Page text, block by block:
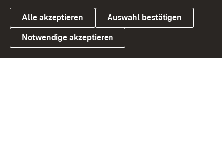
Link zum Landesportal
Alle akzeptieren Auswahl bestätigen
Notwendige akzeptieren